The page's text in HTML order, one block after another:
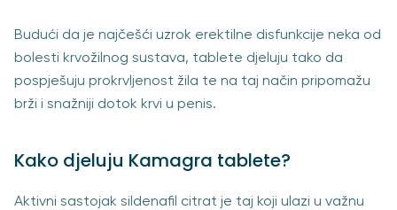
Budući da je najčešći uzrok erektilne disfunkcije neka od
bolesti krvožilnog sustava, tablete djeluju tako da
pospješuju prokrvljenost žila te na taj način pripomažu
brži i snažniji dotok krvi u penis.
Kako djeluju Kamagra tablete?
Aktivni sastojak sildenafil citrat je taj koji ulazi u važnu